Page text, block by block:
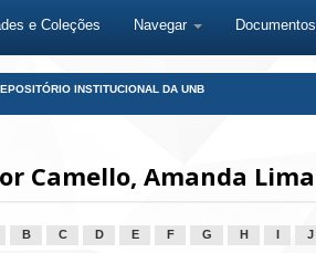
e Coleções Navegar Documentos
INSTITUCIONAL DA UNB
Camello, Amanda Lima
B C D E F G H J